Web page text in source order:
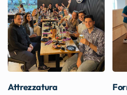
Attrezzatura